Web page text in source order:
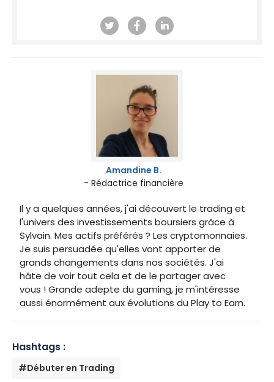
Amandine B.
- Rédactrice financière
Il y a quelques années, j'ai découvert le trading et
l'univers des investissements boursiers grâce à
Sylvain. Mes actifs préférés ? Les cryptomonnaies.
Je suis persuadée qu'elles vont apporter de
grands changements dans nos sociétés. J'ai
hâte de voir tout cela et de le partager avec
vous ! Grande adepte du gaming, je m'intéresse
aussi énormément aux évolutions du Play to Earn.
Hashtags :
#Débuter en Trading